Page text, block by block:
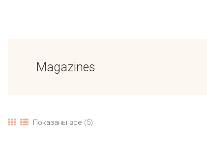
Magazines
Показаны все (5)